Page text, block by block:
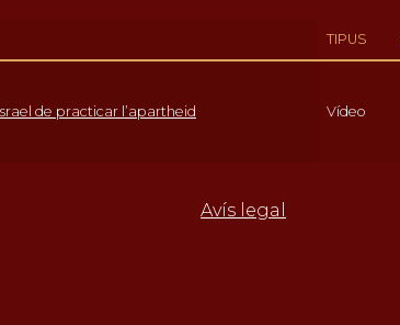
TIPUS
de practicar l’apartheid Vídeo
Avís legal